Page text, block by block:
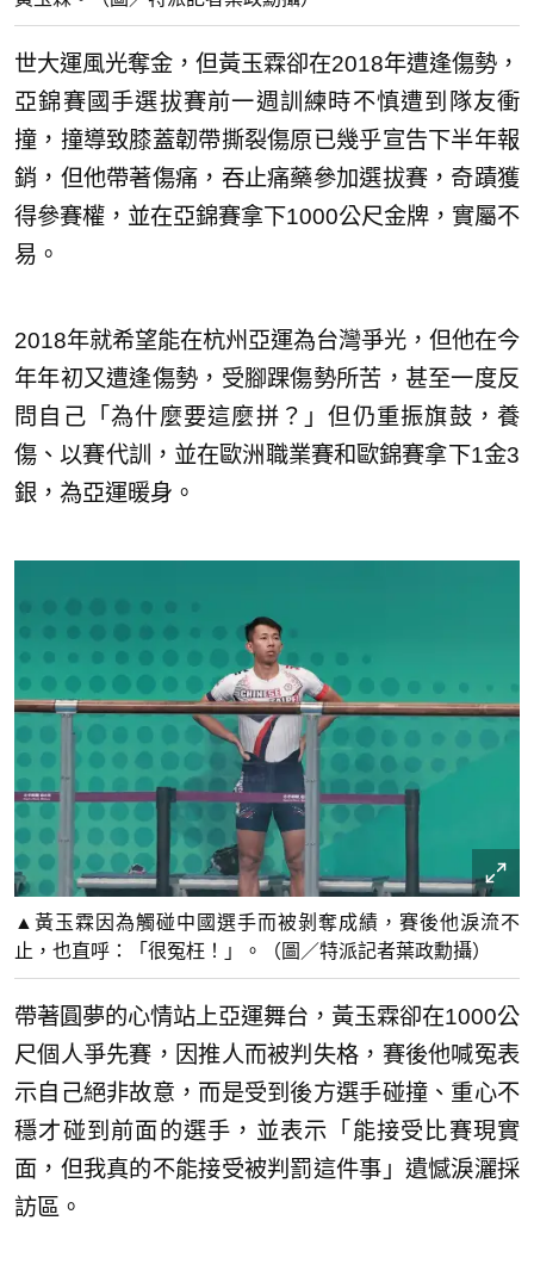
世大運風光奪金，但黃玉霖卻在2018年遭逢傷勢，
亞錦賽國手選拔賽前一週訓練時不慎遭到隊友衝
撞，撞導致膝蓋韌帶撕裂傷原已幾乎宣告下半年報
銷，但他帶著傷痛，吞止痛藥參加選拔賽，奇蹟獲
得參賽權，並在亞錦賽拿下1000公尺金牌，實屬不
易。
2018年就希望能在杭州亞運為台灣爭光，但他在今
年年初又遭逢傷勢，受腳踝傷勢所苦，甚至一度反
問自己「為什麼要這麼拼？」但仍重振旗鼓，養
傷、以賽代訓，並在歐洲職業賽和歐錦賽拿下1金3
銀，為亞運暖身。
▲黃玉霖因為觸碰中國選手而被剝奪成績，賽後他淚流不
止，也直呼：「很冤枉！」。（圖／特派記者葉政勳攝）
帶著圓夢的心情站上亞運舞台，黃玉霖卻在1000公
尺個人爭先賽，因推人而被判失格，賽後他喊冤表
示自己絕非故意，而是受到後方選手碰撞、重心不
穩才碰到前面的選手，並表示「能接受比賽現實
面，但我真的不能接受被判罰這件事」遺憾淚灑採
訪區。